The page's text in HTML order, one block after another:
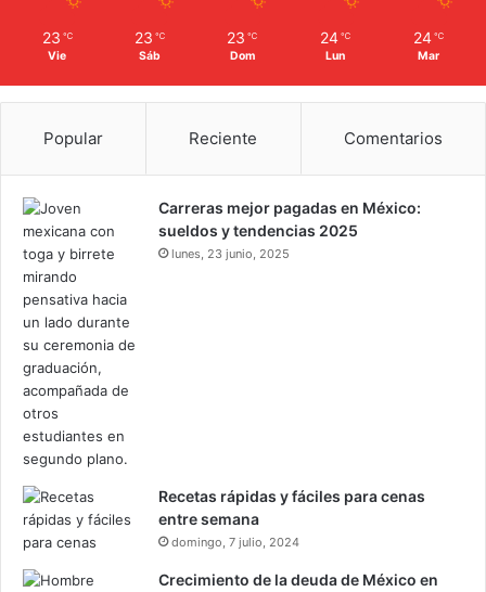
23 ℃
Vie
23 ℃
Sáb
23 ℃
Dom
24 ℃
Lun
24 ℃
Mar
Popular Reciente Comentarios
Carreras mejor pagadas en México:
sueldos y tendencias 2025
lunes, 23 junio, 2025
Recetas rápidas y fáciles para cenas
entre semana
domingo, 7 julio, 2024
Crecimiento de la deuda de México en